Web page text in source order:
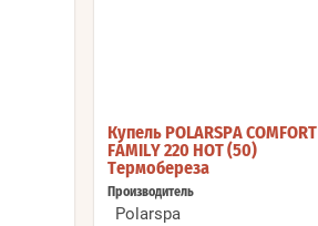
Купель POLARSPA COMFORT
FAMILY 220 HOT (50)
Термобереза
Производитель
Polarspa